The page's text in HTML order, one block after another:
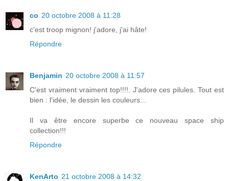
co 20 octobre 2008 à 11:28
c'est troop mignon! j'adore, j'ai hâte!
Répondre
Benjamin 20 octobre 2008 à 11:57
C'est vraiment vraiment top!!!!. J'adore ces pilules. Tout est
bien : l'idée, le dessin les couleurs...
Il va être encore superbe ce nouveau space ship
collection!!!
Répondre
KenArto 21 octobre 2008 à 14:32